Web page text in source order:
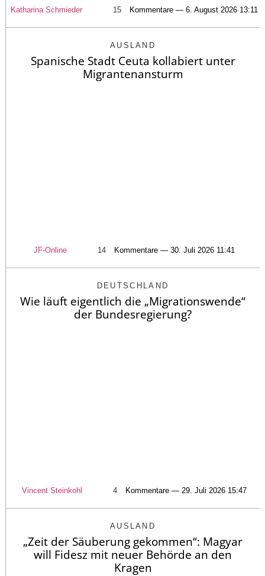
Katharina Schmieder 15 Kommentare — 6. August 2026 13:11
AUSLAND
Spanische Stadt Ceuta kollabiert unter
Migrantenansturm
JF-Online 14 Kommentare — 30. Juli 2026 11:41
DEUTSCHLAND
Wie läuft eigentlich die „Migrationswende“
der Bundesregierung?
Vincent Steinkohl 4 Kommentare — 29. Juli 2026 15:47
AUSLAND
„Zeit der Säuberung gekommen“: Magyar
will Fidesz mit neuer Behörde an den
Kragen